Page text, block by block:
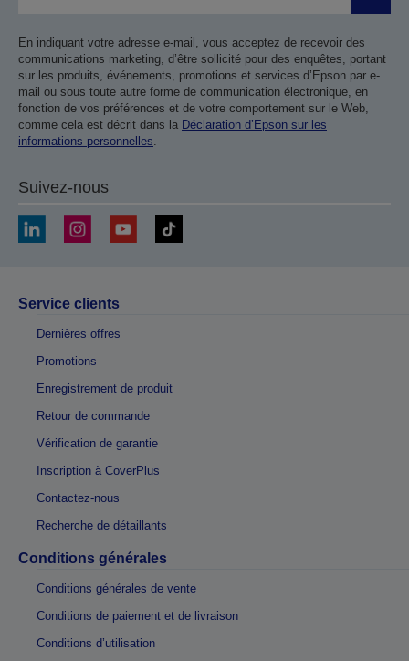
En indiquant votre adresse e-mail, vous acceptez de recevoir des
communications marketing, d’être sollicité pour des enquêtes, portant
sur les produits, événements, promotions et services d’Epson par e-
mail ou sous toute autre forme de communication électronique, en
fonction de vos préférences et de votre comportement sur le Web,
comme cela est décrit dans la Déclaration d’Epson sur les
informations personnelles.
Suivez-nous
Service clients
Dernières offres
Promotions
Enregistrement de produit
Retour de commande
Vérification de garantie
Inscription à CoverPlus
Contactez-nous
Recherche de détaillants
Conditions générales
Conditions générales de vente
Conditions de paiement et de livraison
Conditions d’utilisation